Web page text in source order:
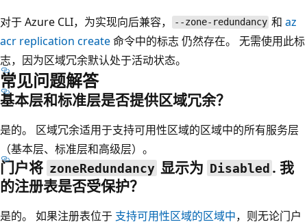
对于 Azure CLI，为实现向后兼容，
--zone-redundancy 和az
acr replication create命令中的标志仍然存在。 无需使用此标
志，因为区域冗余默认处于活动状态。
常见问题解答
基本层和标准层是否提供区域冗余？
是的。 区域冗余适用于支持可用性区域的区域中的所有服务层
（基本层、标准层和高级层）。
门户将 zoneRedundancy 显示为 Disabled . 我
的注册表是否受保护？
是的。 如果注册表位于 支持可用性区域的区域中，则无论门户